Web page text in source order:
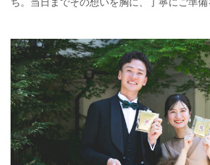
ち。当日までその想いを胸に、丁寧にご準備